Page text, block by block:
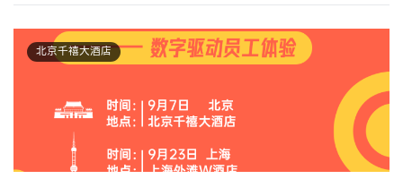
源机构同仁。 HRTech出海俱乐部举办线下高端私享会、空中论坛、
需求服务对接、出海管理奖项评选、调研报告以及海外参访等活
技能和能力是至关重要的要素。HRTechChina通过线上平台，线下论
坛等方式持续推动人力资源数字化在国内的应用和落地。 未来是数
字化智能化的，未来更是充满机遇和希望。Z世代的童鞋作为数字时
代的原住民，对未来的展望和需求更加影响着世界的发展，未来组
典 内容精彩纷呈，形式丰富多样，集中展现中国优秀企业的最佳HR
科技实践，中国优秀的HR科技思想交流论坛，展示中国HR科技最新
成果，提供中国HR科技最佳解决方案。 · 对于企业决策者、参会HR
嘉宾 可以看到最新科技趋势，体验和了解最新的HR科技产品服务，
作为2023年度采购决策最佳机会，学习丰富的专业最佳实践（HR可
北京千禧大酒店